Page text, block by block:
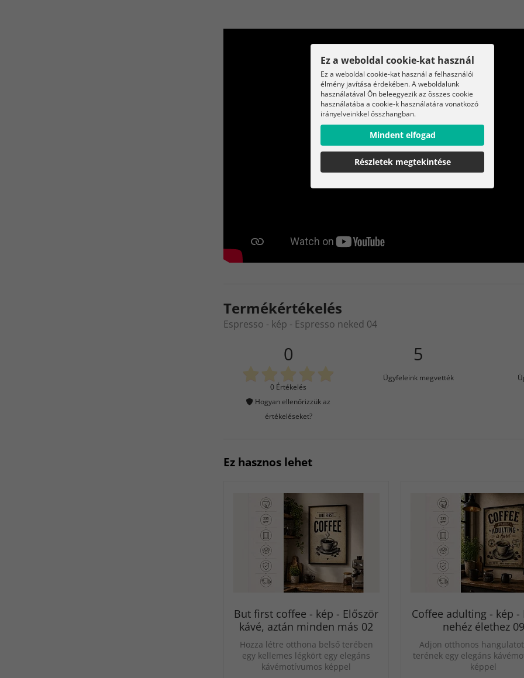
Termékértékelés
Espresso - kép - Espresso neked 04
0
0 Értékelés
Hogyan ellenőrizzük az
értékeléseket?
5
Ügyfeleink megvették
Ez hasznos lehet
But first coffee - kép - Először
kávé, aztán minden más 02
Hozza létre otthona belső terében
egy kellemes légkört egy elegáns
kávémotívumos képpel
Coffee adulting - kép -
nehéz élethez 09
Adjon otthonos
terének egy elegáns
képpel
Ez a weboldal cookie-kat használ
Ez a weboldal cookie-kat használ a felhasználói
élmény javítása érdekében. A weboldalunk
használatával Ön beleegyezik az összes cookie
használatába a cookie-k használatára vonatkozó
irányelveinkkel összhangban.
Mindent elfogad
Részletek megtekintése